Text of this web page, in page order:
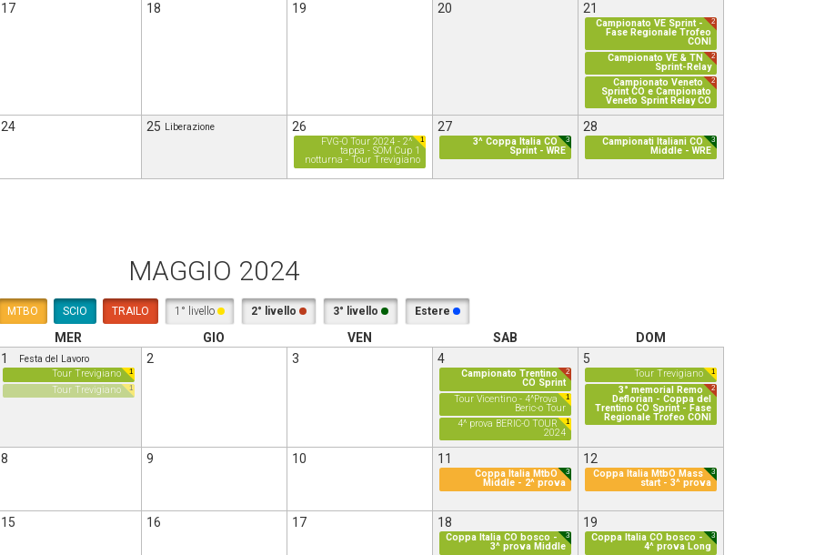
17 18 19 20 21
2
Campionato VE Sprint -
Fase Regionale Trofeo
CONI
2
Campionato VE & TN
Sprint-Relay
2
Campionato Veneto
Sprint CO e Campionato
Veneto Sprint Relay CO
24 25 Liberazione 26
1
FVG-O Tour 2024 - 2^
tappa - SOM Cup 1
notturna - Tour Trevigiano
27
3
3^ Coppa Italia CO
Sprint - WRE
28
3
Campionati Italiani CO
Middle - WRE
MAGGIO 2024
MTBO SCIO TRAILO 1° livello 2° livello 3° livello Estere
MER GIO VEN SAB
DOM
1
Festa del Lavoro
1
Tour Trevigiano
1
Tour Trevigiano
2 3 4
2
Campionato Trentino
CO Sprint
1
Tour Vicentino - 4^Prova
Beric-o Tour
1
4^ prova BERIC-O TOUR
2024
5
1
Tour Trevigiano
2
3° memorial Remo
Deflorian - Coppa del
Trentino CO Sprint - Fase
Regionale Trofeo CONI
8 9 10 11
3
Coppa Italia MtbO
Middle - 2^ prova
12
3
Coppa Italia MtbO Mass
start - 3^ prova
15 16 17 18
3
Coppa Italia CO bosco -
3^ prova Middle
19
3
Coppa Italia CO bosco -
4^ prova Long